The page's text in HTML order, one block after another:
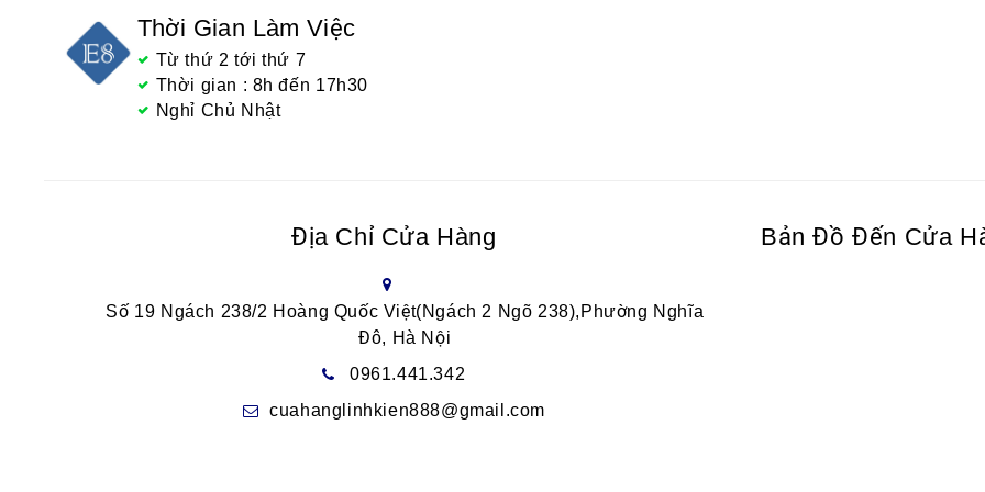
Thời Gian Làm Việc
Từ thứ 2 tới thứ 7
Thời gian : 8h đến 17h30
Nghỉ Chủ Nhật
Địa Chỉ Cửa Hàng
Số 19 Ngách 238/2 Hoàng Quốc Việt(Ngách 2 Ngõ 238),Phường Nghĩa
Đô, Hà Nội
0961.441.342
cuahanglinhkien888@gmail.com
Bản Đồ Đến Cửa